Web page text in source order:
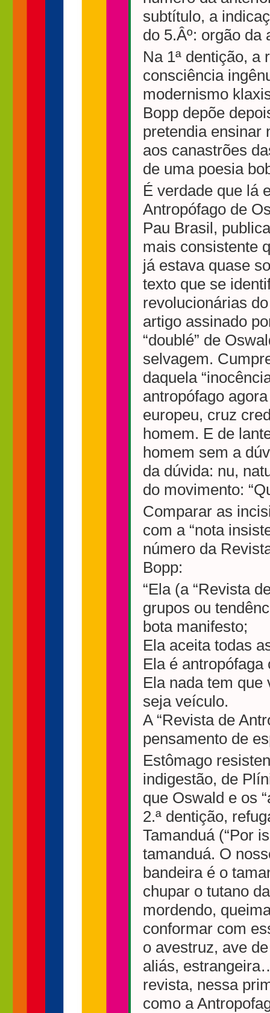
subtítulo, a
do 5.Âº: orgão
Na 1ª dentição, a
consciência
modernismo
Bopp depõe
pretendia ensinar
aos canastrões
de uma poesia
É verdade que lá
Antropófago de
Pau Brasil,
mais consistente
já estava quase
texto que se
revolucionárias
artigo assinado
“doublé” de
selvagem.
daquela
antropófago
europeu, cruz
homem. E de
homem sem a
da dúvida: nu,
do movimento:
Comparar as
com a “nota
número da
Bopp:
“Ela (a “Revista
grupos ou
bota manifesto;
Ela aceita todas
Ela é
Ela nada tem que
seja veículo.
A “Revista de
pensamento de
Estômago
indigestão, de
que Oswald e os
2.ª dentição,
Tamanduá (“Por
tamanduá. O
bandeira é o
chupar o tutano
mordendo,
conformar com
o avestruz, ave
aliás,
revista, nessa
como a